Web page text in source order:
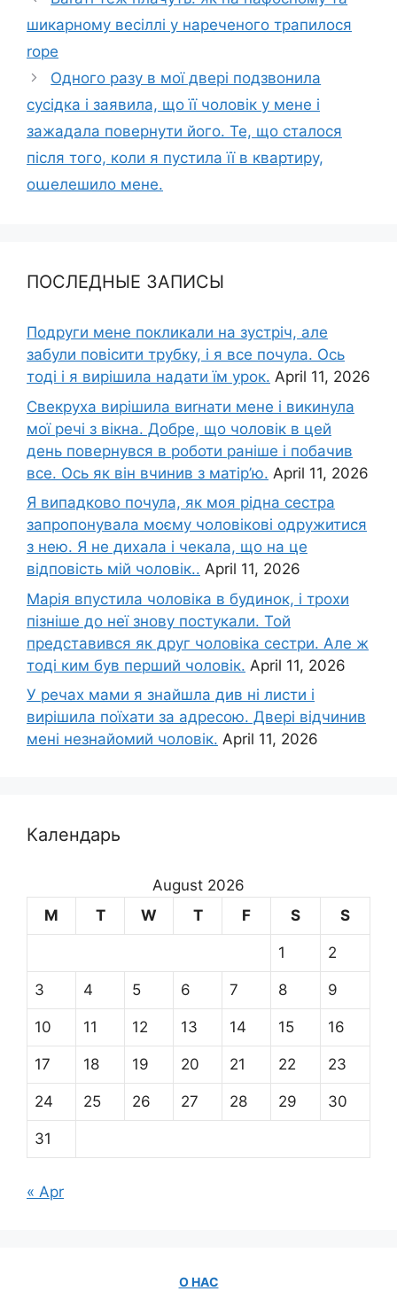
шикарному весіллі у нареченого трапилося
rоре
Одного разу в мої двері подзвонила
сусідка і заявила, що її чоловік у мене і
зажадала повернути його. Те, що сталося
після того, коли я пустила її в квартиру,
оաелешило мене.
ПОСЛЕДНЫЕ ЗАПИСЫ
Подруги мене покликали на зустріч, але
забули повісити трубку, і я все почула. Ось
тоді і я вирішила надати їм урок. April 11, 2026
Свекруха вирішила виrнати мене і викинула
мої речі з вікна. Добре, що чоловік в цей
день повернувся в роботи раніше і побачив
все. Ось як він вчинив з матір’ю. April 11, 2026
Я випадково почула, як моя рідна сестра
запропонувала моєму чоловікові одружитися
з нею. Я не дихала і чекала, що на це
відповість мій чоловік.. April 11, 2026
Марія впустила чоловіка в будинок, і трохи
пізніше до неї знову постукали. Той
представився як друг чоловіка сестри. Але ж
тоді ким був перший чоловік. April 11, 2026
У речах мами я знайшла див ні листи і
вирішила поїхати за адресою. Двері відчинив
мені незнайомий чоловік. April 11, 2026
Календарь
August 2026
M
T W T F S S
1 2
3 4 5 6 7 8 9
10 11 12 13 14 15 16
17 18 19 20 21 22 23
24 25 26 27 28 29 30
31
« Apr
О НАС